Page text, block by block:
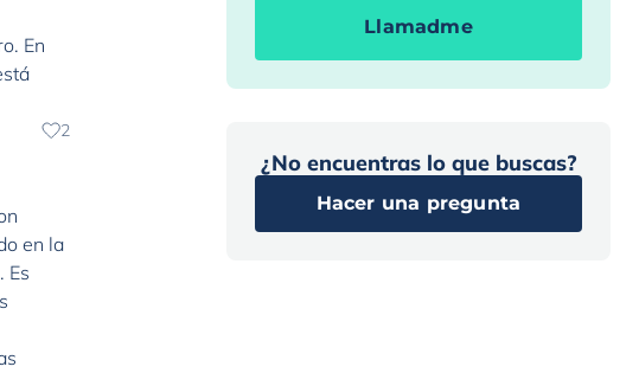
En
2
en la
Es
Llamadme
¿No encuentras lo que buscas?
Hacer una pregunta